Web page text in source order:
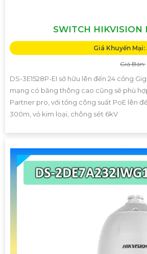
SWITCH HIKVISION
Giá Khuyến Mại:
Giá Bán:
DS-3E1528P-EI sở hữu lên đến 24 cổng
mạng có băng thông cao cũng sẽ phù
Partner pro, với tổng công suất PoE lên
300m, vỏ kim loại, chông sét 6kV